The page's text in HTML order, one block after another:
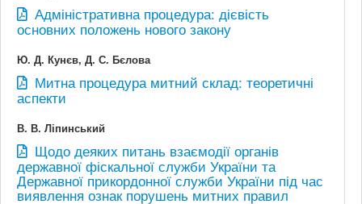
Адміністративна процедура: дієвість
основних положень нового закону
Ю. Д. Кунєв, Д. С. Бєлова
Митна процедура митний склад: теоретичні
аспекти
В. В. Ліпинський
Щодо деяких питань взаємодії органів
державної фіскальної служби України та
Державної прикордонної служби України під час
виявлення ознак порушень митних правил